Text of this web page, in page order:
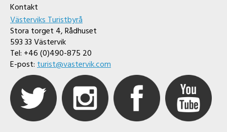
Kontakt
Västerviks Turistbyrå
Stora torget 4, Rådhuset
593 33 Västervik
Tel: +46 (0)490-875 20
E-post:turist@vastervik.com